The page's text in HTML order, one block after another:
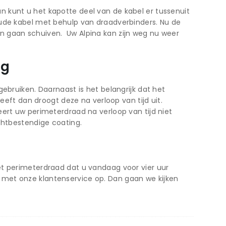
kunt u het kapotte deel van de kabel er tussenuit
kabel met behulp van draadverbinders. Nu de
schuiven. Uw Alpina kan zijn weg nu weer
Daarnaast is het belangrijk dat het
dan droogt deze na verloop van tijd uit.
uw perimeterdraad na verloop van tijd niet
coating.
perimeterdraad dat u vandaag voor vier uur
onze klantenservice op. Dan gaan we kijken